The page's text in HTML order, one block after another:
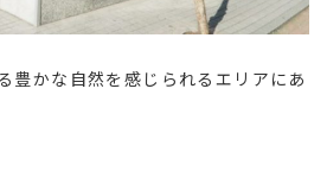
豊かな自然を感じられるエリアにあ